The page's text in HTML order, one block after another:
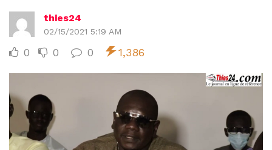
thies24
02/15/2021 5:19 AM
0 0 0 1,386